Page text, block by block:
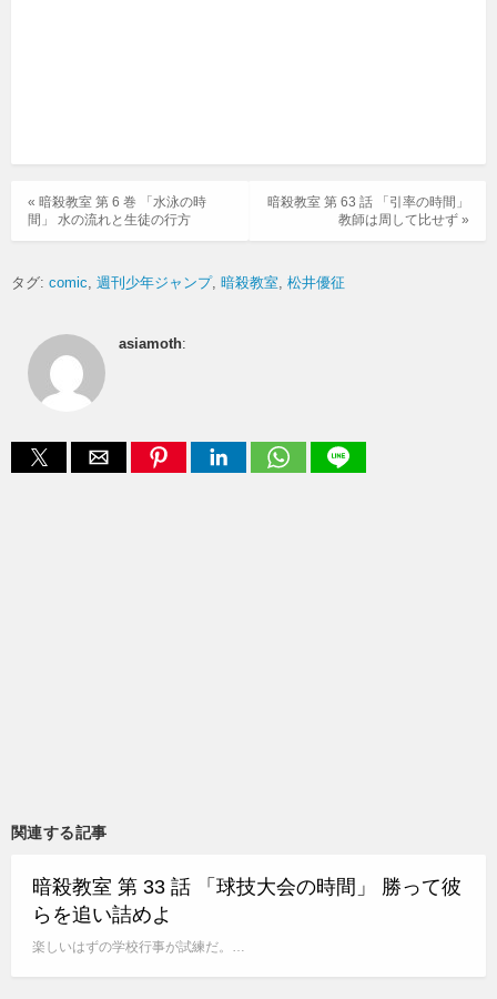
暗殺教室 第 63 話 「引率の時間」
教師は周して比せず »
« 暗殺教室 第 6 巻 「水泳の時
間」 水の流れと生徒の行方
タグ: comic 週刊少年ジャンプ 暗殺教室 松井優征
asiamoth:
関連する記事
暗殺教室 第 33 話 「球技大会の時間」 勝って彼
らを追い詰めよ
楽しいはずの学校行事が試練だ。…